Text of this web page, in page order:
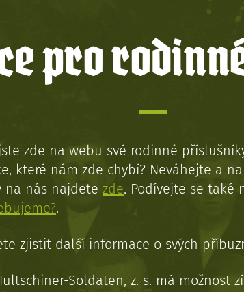
pro
zde na webu své rodinné
které nám zde chybí? Neváhejte a
na nás najdete zde. Podívejte se také
.
zjistit další informace o svých
Soldaten, z. s. má možnost